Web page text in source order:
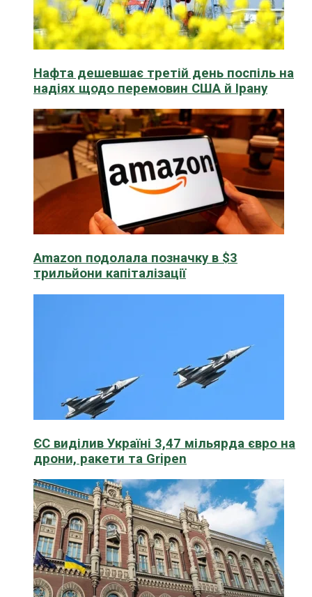
Нафта дешевшає третій день поспіль на
надіях щодо перемовин США й Ірану
Amazon подолала позначку в $3
трильйони капіталізації
ЄС виділив Україні 3,47 мільярда євро на
дрони, ракети та Gripen